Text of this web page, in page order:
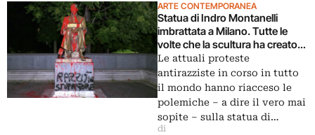
ARTE CONTEMPORANEA
Statua di Indro Montanelli
imbrattata a Milano. Tutte le
volte che la scultura ha creato
dissensi
Le attuali proteste
antirazziste in corso in tutto
il mondo hanno riacceso le
polemiche – a dire il vero mai
sopite – sulla statua di…
di